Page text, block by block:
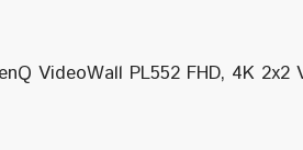
VideoWall PL552 FHD, 4K